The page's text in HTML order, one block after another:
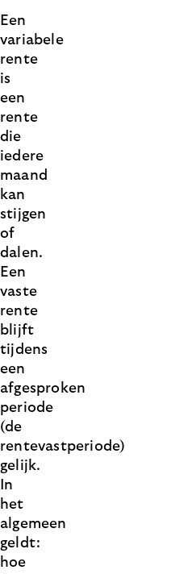
Een
variabele
rente
is
een
rente
die
iedere
maand
kan
stijgen
of
dalen.
Een
vaste
rente
blijft
tijdens
een
afgesproken
periode
(de
rentevastperiode)
gelijk.
In
het
algemeen
geldt:
hoe